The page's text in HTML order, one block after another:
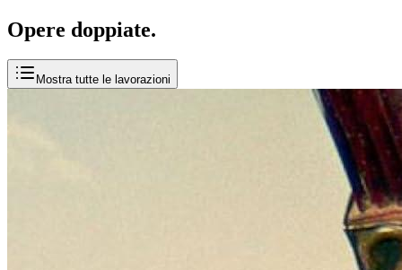
Opere doppiate.
Mostra tutte le lavorazioni